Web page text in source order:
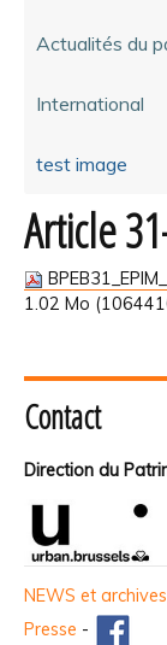
Actualités du
International
test image
Article
1.02 Mo
Contact
Direction du
NEWS et archives
Presse -